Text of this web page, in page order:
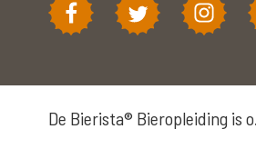
De Bierista® Bieropleiding is